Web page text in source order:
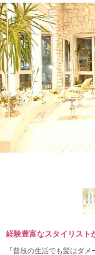
経験豊富なスタイリスト
「普段の生活でも髪はダ